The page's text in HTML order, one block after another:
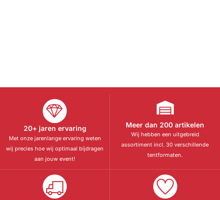
20+ jaren ervaring
Met onze jarenlange ervaring weten
wij precies hoe wij optimaal bijdragen
aan jouw event!
Meer dan 200 artikelen
Wij hebben een uitgebreid
assortiment incl. 30 verschillende
tentformaten.